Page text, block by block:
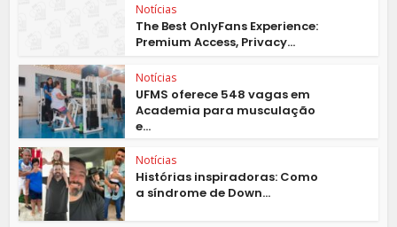
Notícias
The Best OnlyFans Experience:
Premium Access, Privacy...
Notícias
UFMS oferece 548 vagas em
Academia para musculação
e...
Notícias
Histórias inspiradoras: Como
a síndrome de Down...